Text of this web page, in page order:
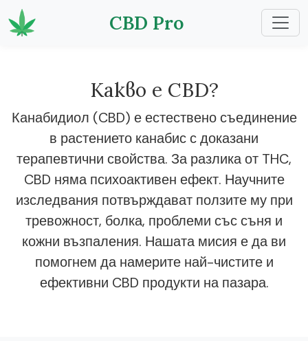
CBD Pro
Какво е CBD?
Канабидиол (CBD) е естествено съединение
в растението канабис с доказани
терапевтични свойства. За разлика от THC,
CBD няма психоактивен ефект. Научните
изследвания потвърждават ползите му при
тревожност, болка, проблеми със съня и
кожни възпаления. Нашата мисия е да ви
помогнем да намерите най-чистите и
ефективни CBD продукти на пазара.